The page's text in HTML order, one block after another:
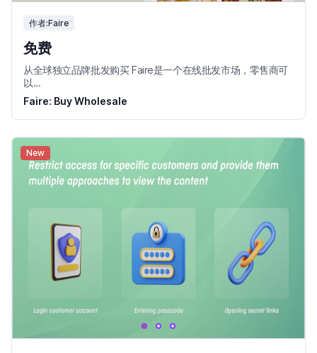
作者:Faire
免费
从全球独立品牌批发购买 Faire是一个在线批发市场，零售商可
以...
Faire: Buy Wholesale
New